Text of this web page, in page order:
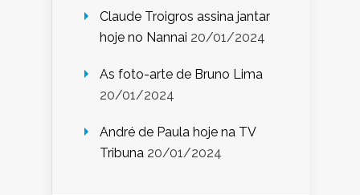
Claude Troigros assina jantar
hoje no Nannai 20/01/2024
As foto-arte de Bruno Lima
20/01/2024
André de Paula hoje na TV
Tribuna 20/01/2024